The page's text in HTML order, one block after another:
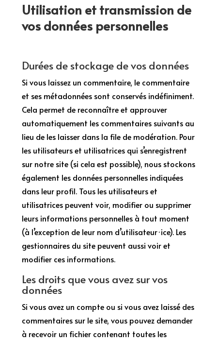
Utilisation et transmission de
vos données personnelles
Durées de stockage de vos données
Si vous laissez un commentaire, le commentaire
et ses métadonnées sont conservés indéfiniment.
Cela permet de reconnaître et approuver
automatiquement les commentaires suivants au
lieu de les laisser dans la file de modération. Pour
les utilisateurs et utilisatrices qui s’enregistrent
sur notre site (si cela est possible), nous stockons
également les données personnelles indiquées
dans leur profil. Tous les utilisateurs et
utilisatrices peuvent voir, modifier ou supprimer
leurs informations personnelles à tout moment
(à l’exception de leur nom d’utilisateur·ice). Les
gestionnaires du site peuvent aussi voir et
modifier ces informations.
Les droits que vous avez sur vos
données
Si vous avez un compte ou si vous avez laissé des
commentaires sur le site, vous pouvez demander
à recevoir un fichier contenant toutes les